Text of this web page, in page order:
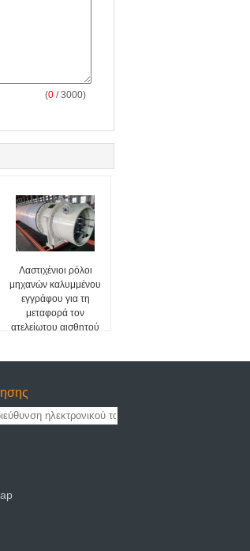
(0 / 3000)
Λαστιχένιοι ρόλοι
μηχανών καλυμμένου
εγγράφου για τη
μεταφορά τον
ατελείωτου αισθητού